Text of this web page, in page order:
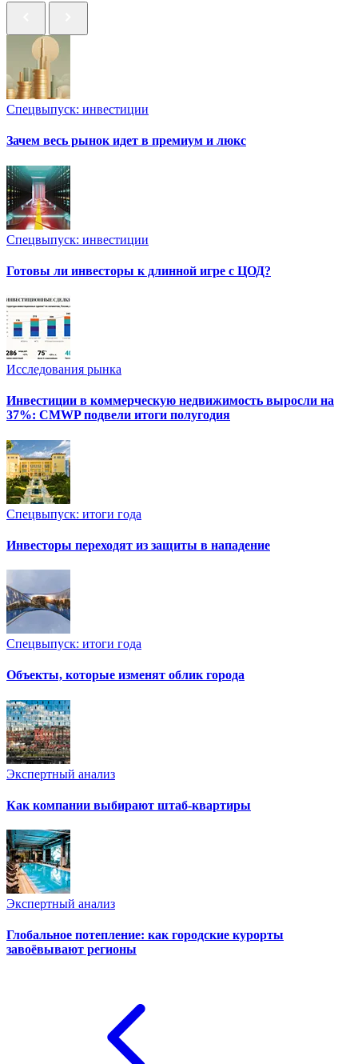
Спецвыпуск: инвестиции
Зачем весь рынок идет в премиум и люкс
Спецвыпуск: инвестиции
Готовы ли инвесторы к длинной игре с ЦОД?
Исследования рынка
Инвестиции в коммерческую недвижимость выросли на
37%: CMWP подвели итоги полугодия
Спецвыпуск: итоги года
Инвесторы переходят из защиты в нападение
Спецвыпуск: итоги года
Объекты, которые изменят облик города
Экспертный анализ
Как компании выбирают штаб-квартиры
Экспертный анализ
Глобальное потепление: как городские курорты
завоёвывают регионы